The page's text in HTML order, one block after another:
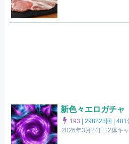
新色々エロガチャ
193 |298228回 |481
2026年3月24日12体キ